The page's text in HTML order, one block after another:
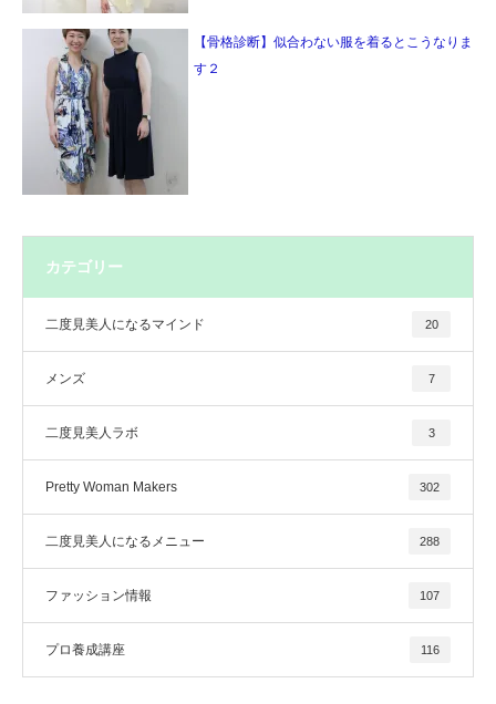
【骨格診断】似合わない服を着るとこうなりま
す２
カテゴリー
二度見美人になるマインド 20
メンズ 7
二度見美人ラボ 3
Pretty Woman Makers 302
二度見美人になるメニュー 288
ファッション情報 107
プロ養成講座 116